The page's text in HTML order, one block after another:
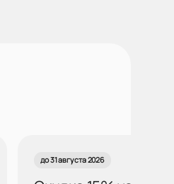
до 31 августа 2026